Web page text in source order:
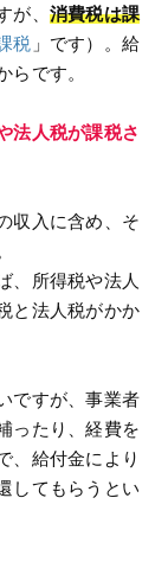
が、 消費税は課
税 」です）。給
らです。
法人税が課税さ
収入に含め、そ
、所得税や法人
と法人税がかか
ですが、事業者
ったり、経費を
、給付金により
してもらうとい